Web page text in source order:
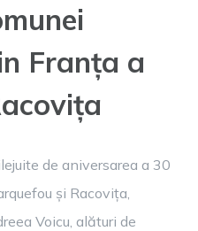
Franța a
de aniversarea a 30
și Racovița,
Voicu, alături de